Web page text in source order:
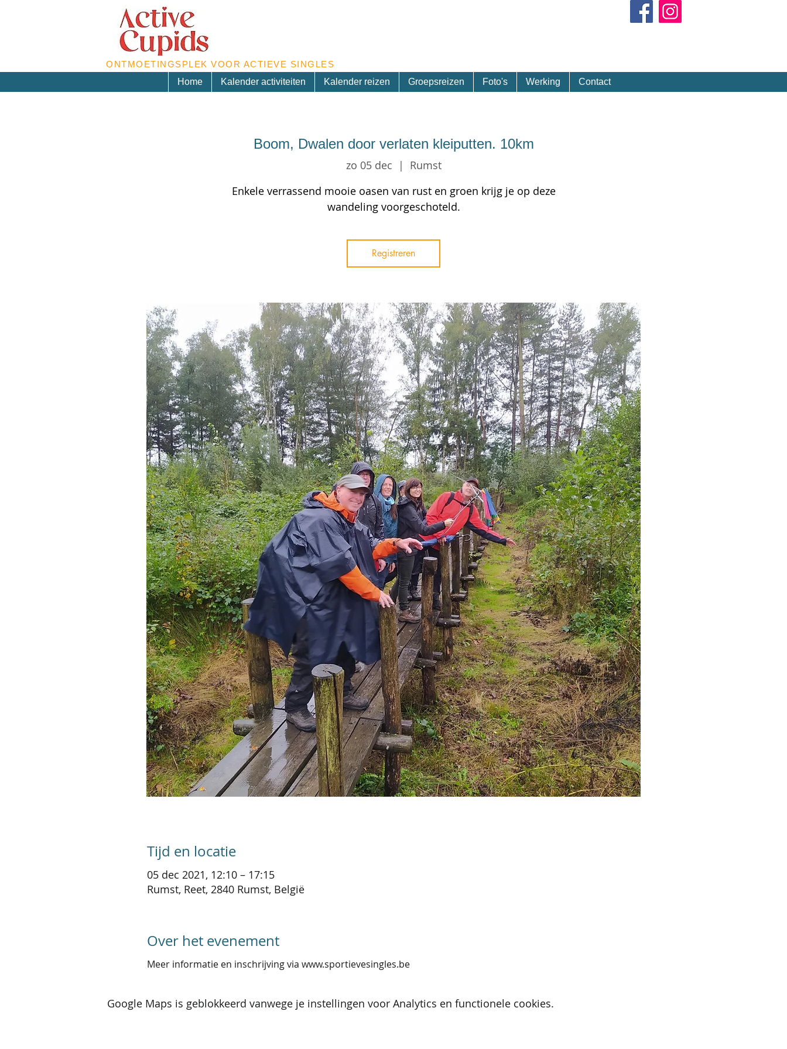
ONTMOETINGSPLEK VOOR ACTIEVE SINGLES
Home
Kalender activiteiten Kalender reizen Groepsreizen Foto's Werking Contact
Boom, Dwalen door verlaten kleiputten. 10km
zo 05 dec
  |
Rumst
Enkele verrassend mooie oasen van rust en groen krijg je op deze
wandeling voorgeschoteld.
Registreren
Tijd en locatie
05 dec 2021, 12:10 – 17:15
Rumst, Reet, 2840 Rumst, België
Over het evenement
Meer informatie en inschrijving via www.sportievesingles.be
Google Maps is geblokkeerd vanwege je instellingen voor Analytics en functionele cookies.